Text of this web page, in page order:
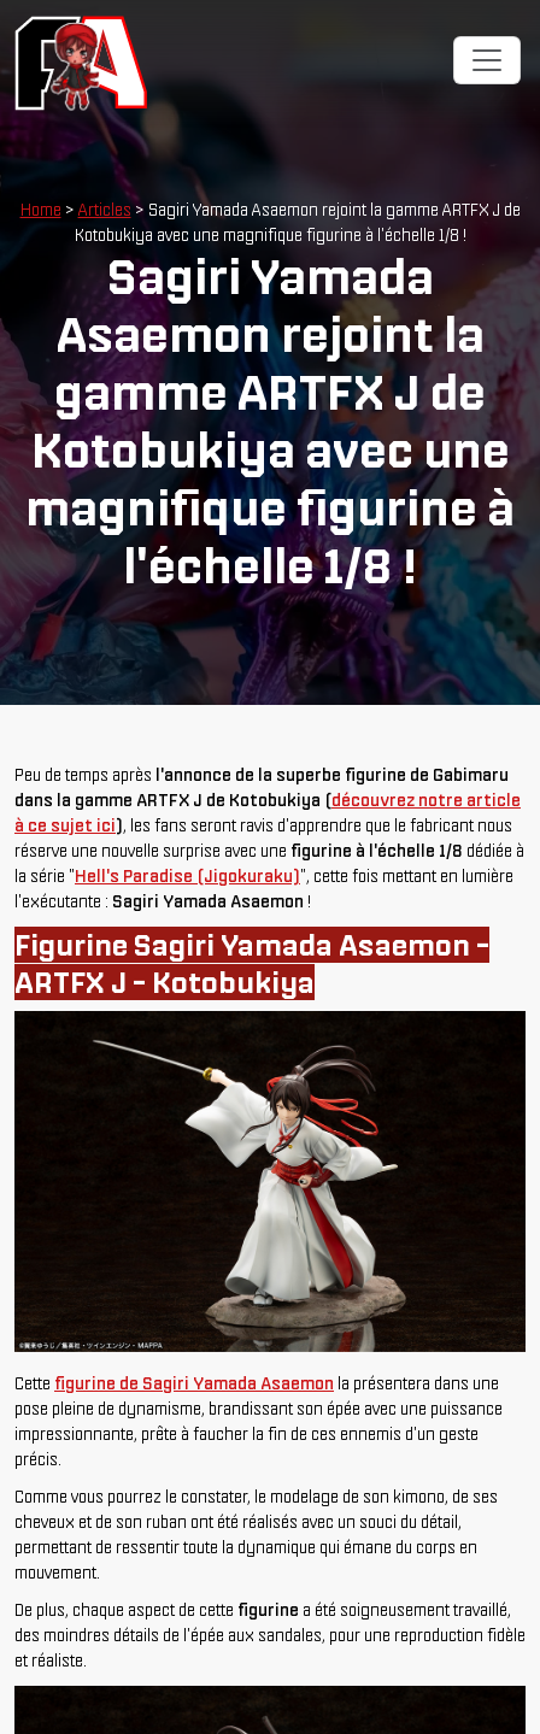
Home > Articles> Sagiri Yamada Asaemon rejoint la gamme ARTFX J de
Kotobukiya avec une magnifique figurine à l'échelle 1/8 !
Sagiri Yamada
Asaemon rejoint la
gamme ARTFX J de
Kotobukiya avec une
magnifique figurine à
l'échelle 1/8 !
Peu de temps après l'annonce de la superbe figurine de Gabimaru
dans la gamme ARTFX J de Kotobukiya (découvrez notre article
à ce sujet ici), les fans seront ravis d'apprendre que le fabricant nous
réserve une nouvelle surprise avec une figurine à l'échelle 1/8 dédiée à
la série "Hell's Paradise (Jigokuraku)", cette fois mettant en lumière
l'exécutante : Sagiri Yamada Asaemon !
Figurine Sagiri Yamada Asaemon -
ARTFX J - Kotobukiya
Cette figurine de Sagiri Yamada Asaemon la présentera dans une
pose pleine de dynamisme, brandissant son épée avec une puissance
impressionnante, prête à faucher la fin de ces ennemis d'un geste
précis.
Comme vous pourrez le constater, le modelage de son kimono, de ses
cheveux et de son ruban ont été réalisés avec un souci du détail,
permettant de ressentir toute la dynamique qui émane du corps en
mouvement.
De plus, chaque aspect de cette figurine a été soigneusement travaillé,
des moindres détails de l'épée aux sandales, pour une reproduction fidèle
et réaliste.